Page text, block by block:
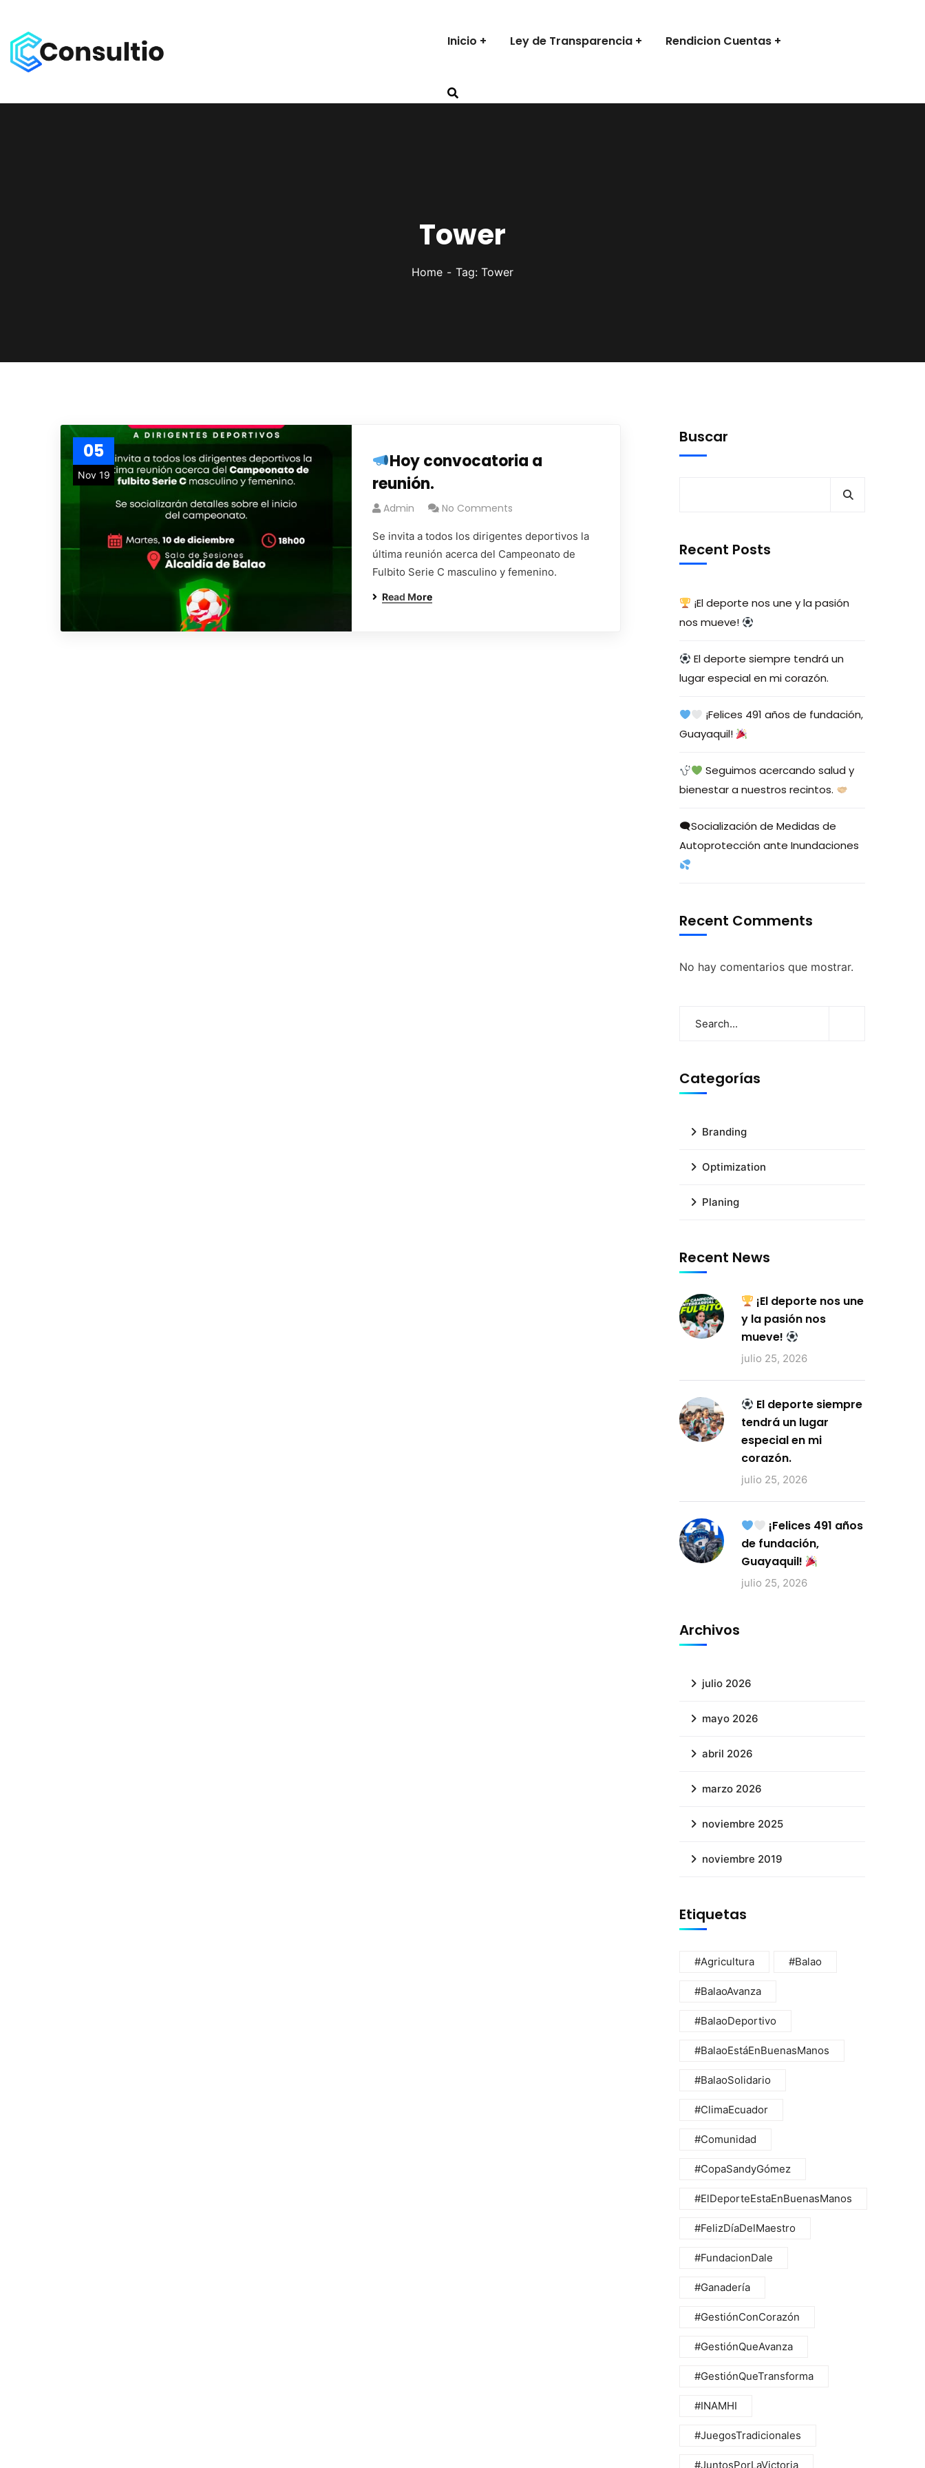
Inicio Ley de Transparencia Rendicion Cuentas
Tower
Home Tag: Tower
05
Nov 19
Hoy convocatoria a
reunión.
Admin No Comments
Se invita a todos los dirigentes deportivos la
última reunión acerca del Campeonato de
Fulbito Serie C masculino y femenino.
Read More
Buscar
Recent Posts
¡El deporte nos une y la pasión
nos mueve!
El deporte siempre tendrá un
lugar especial en mi corazón.
¡Felices 491 años de fundación,
Guayaquil!
Seguimos acercando salud y
bienestar a nuestros recintos.
🗨Socialización de Medidas de
Autoprotección ante Inundaciones
Recent Comments
No hay comentarios que mostrar.
Categorías
Branding
Optimization
Planing
Recent News
¡El deporte nos une
y la pasión nos
mueve!
julio 25, 2026
El deporte siempre
tendrá un lugar
especial en mi
corazón.
julio 25, 2026
¡Felices 491 años
de fundación,
Guayaquil!
julio 25, 2026
Archivos
julio 2026
mayo 2026
abril 2026
marzo 2026
noviembre 2025
noviembre 2019
Etiquetas
#Agricultura #Balao
#BalaoAvanza
#BalaoDeportivo
#BalaoEstáEnBuenasManos
#BalaoSolidario
#ClimaEcuador
#Comunidad
#CopaSandyGómez
#ElDeporteEstaEnBuenasManos
#FelizDíaDelMaestro
#FundacionDale
#Ganadería
#GestiónConCorazón
#GestiónQueAvanza
#GestiónQueTransforma
#INAMHI
#JuegosTradicionales
#JuntosPorLaVictoria